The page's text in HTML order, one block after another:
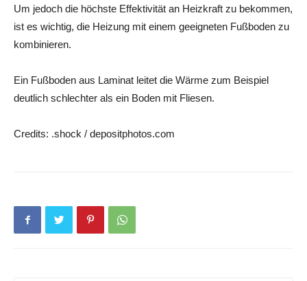
Um jedoch die höchste Effektivität an Heizkraft zu bekommen,
ist es wichtig, die Heizung mit einem geeigneten Fußboden zu
kombinieren.
Ein Fußboden aus Laminat leitet die Wärme zum Beispiel
deutlich schlechter als ein Boden mit Fliesen.
Credits: .shock / depositphotos.com